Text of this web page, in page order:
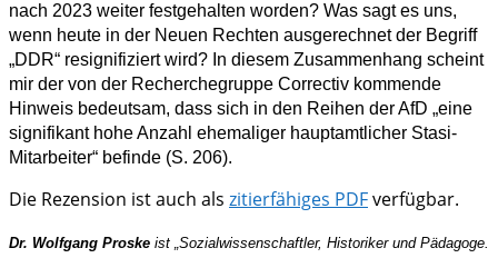
nach 2023 weiter festgehalten worden? Was sagt es uns,
wenn heute in der Neuen Rechten ausgerechnet der Begriff
„DDR“ resignifiziert wird? In diesem Zusammenhang scheint
mir der von der Recherchegruppe Correctiv kommende
Hinweis bedeutsam, dass sich in den Reihen der AfD „eine
signifikant hohe Anzahl ehemaliger hauptamtlicher Stasi-
Mitarbeiter“ befinde (S. 206).
Die Rezension ist auch als zitierfähiges PDFverfügbar.
Dr. Wolfgang Proske ist „Sozialwissenschaftler, Historiker und Pädagoge.